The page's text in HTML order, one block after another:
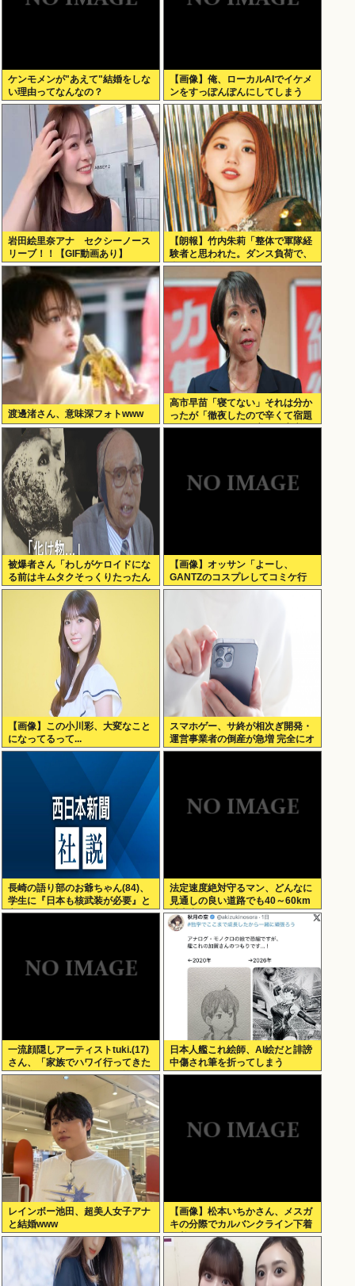
ケンモメンが"あえて"結婚をしな
い理由ってなんなの？
【画像】俺、ローカルAIでイケメ
ンをすっぽんぽんにしてしまう
www
岩田絵里奈アナ セクシーノース
リーブ！！【GIF動画あり】
【朗報】竹内朱莉「整体で軍隊経
験者と思われた。ダンス負荷で、
私の骨と筋肉はもうグチャグチャ
になってい
渡邊渚さん、意味深フォトwww
高市早苗「寝てない」それは分か
ったが「徹夜したので辛くて宿題
やってません」って言う奴高市早
被爆者さん「わしがケロイドにな
る前はキムタクそっくりたったん
じゃ」ハードなギャグをかます
【画像】オッサン「よーし、
GANTZのコスプレしてコミケ行
くかー」
【画像】この小川彩、大変なこと
になってるって...
スマホゲー、サ終が相次ぎ開発・
運営事業者の倒産が急増 完全にオ
ワコンか
長崎の語り部のお爺ちゃん(84)、
学生に『日本も核武装が必要』と
言われびっくり
法定速度絶対守るマン、どんなに
見通しの良い道路でも40～60km
以上出さない
一流顔隠しアーティストtuki.(17)
さん、「家族でハワイ行ってきた
w」 自己顕示欲がどんどん抑えら
日本人艦これ絵師、AI絵だと誹謗
中傷され筆を折ってしまう
レインボー池田、超美人女子アナ
と結婚www
【画像】松本いちかさん、メスガ
キの分際でカルバンクライン下着
を着てしまうwww